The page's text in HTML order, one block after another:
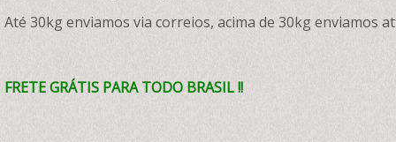
Até 30kg enviamos via correios, acima de 30kg enviamos
FRETE GRÁTIS PARA TODO BRASIL !!